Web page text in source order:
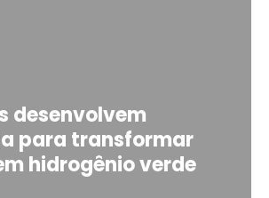
desenvolvem
para transformar
hidrogênio verde